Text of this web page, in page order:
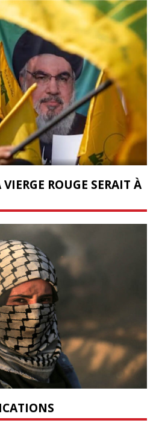
ROUGE SERAIT À